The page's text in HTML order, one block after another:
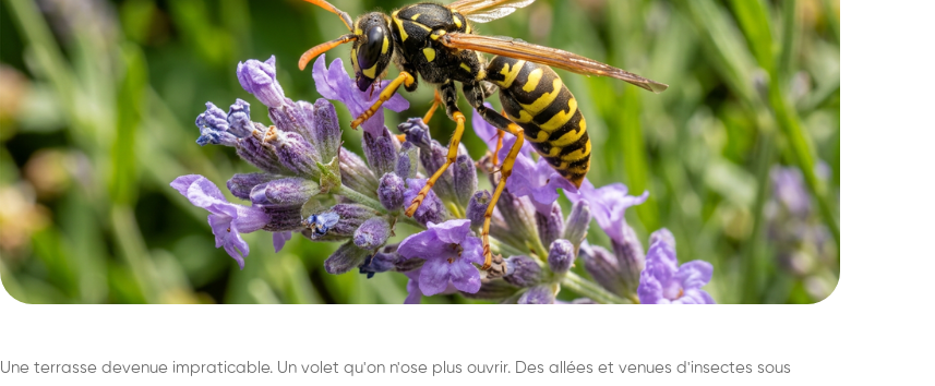
Une terrasse devenue impraticable. Un volet qu'on n'ose plus ouvrir. Des allées et venues d'insectes sous